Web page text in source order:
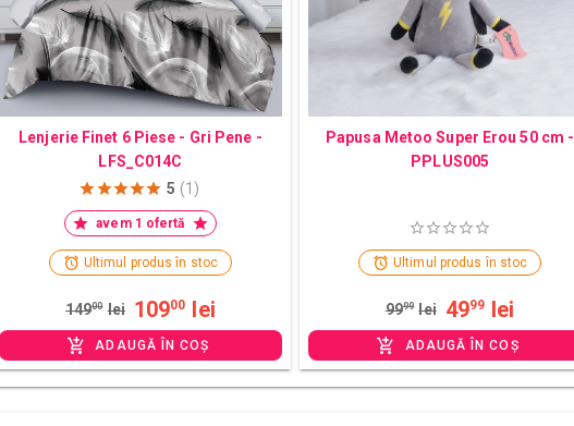
Lenjerie Finet 6 Piese - Gri Pene -
LFS_C014C
5 (1)
avem 1 ofertă
Ultimul produs în stoc
14900 lei 10900 lei
ADAUGĂ ÎN COȘ
Papusa Metoo Super Erou 50 cm -
PPLUS005
Ultimul produs în stoc
9999 lei 4999 lei
ADAUGĂ ÎN COȘ